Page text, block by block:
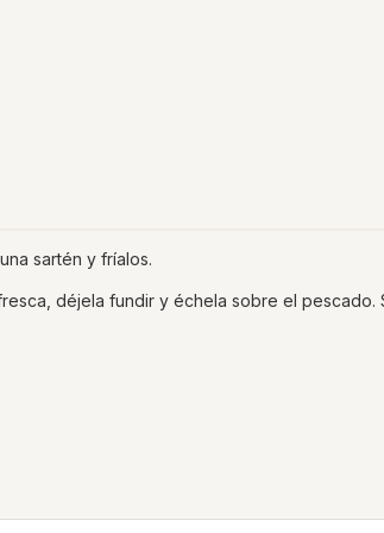
sartén y fríalos.
déjela fundir y échela sobre el pescado.